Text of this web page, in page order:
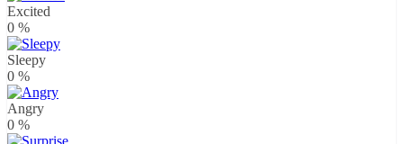
Excited
0 %
Sleepy
0 %
Angry
0 %